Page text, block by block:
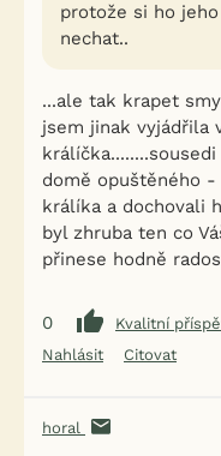
protože si ho
nechat..
...ale tak krapet
jsem jinak vyjádřila
domě opuštěného
králíka a dochovali
byl zhruba ten co
přinese hodně
0
Kvalitní
Nahlásit
Citovat
horal